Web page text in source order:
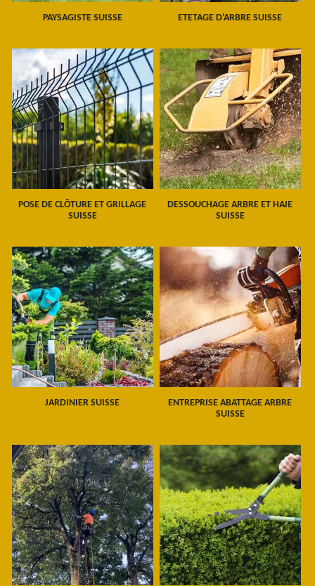
PAYSAGISTE SUISSE ETETAGE D'ARBRE SUISSE
POSE DE CLÔTURE ET GRILLAGE
SUISSE
DESSOUCHAGE ARBRE ET HAIE
SUISSE
JARDINIER SUISSE
ENTREPRISE ABATTAGE ARBRE
SUISSE